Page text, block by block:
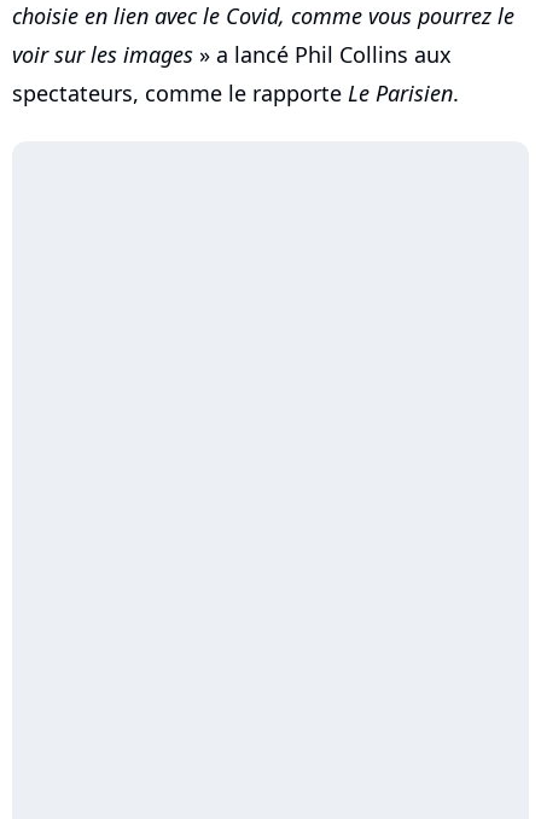
choisie en lien avec le Covid, comme vous pourrez le
voir sur les images » a lancé Phil Collins aux
spectateurs, comme le rapporte Le Parisien.